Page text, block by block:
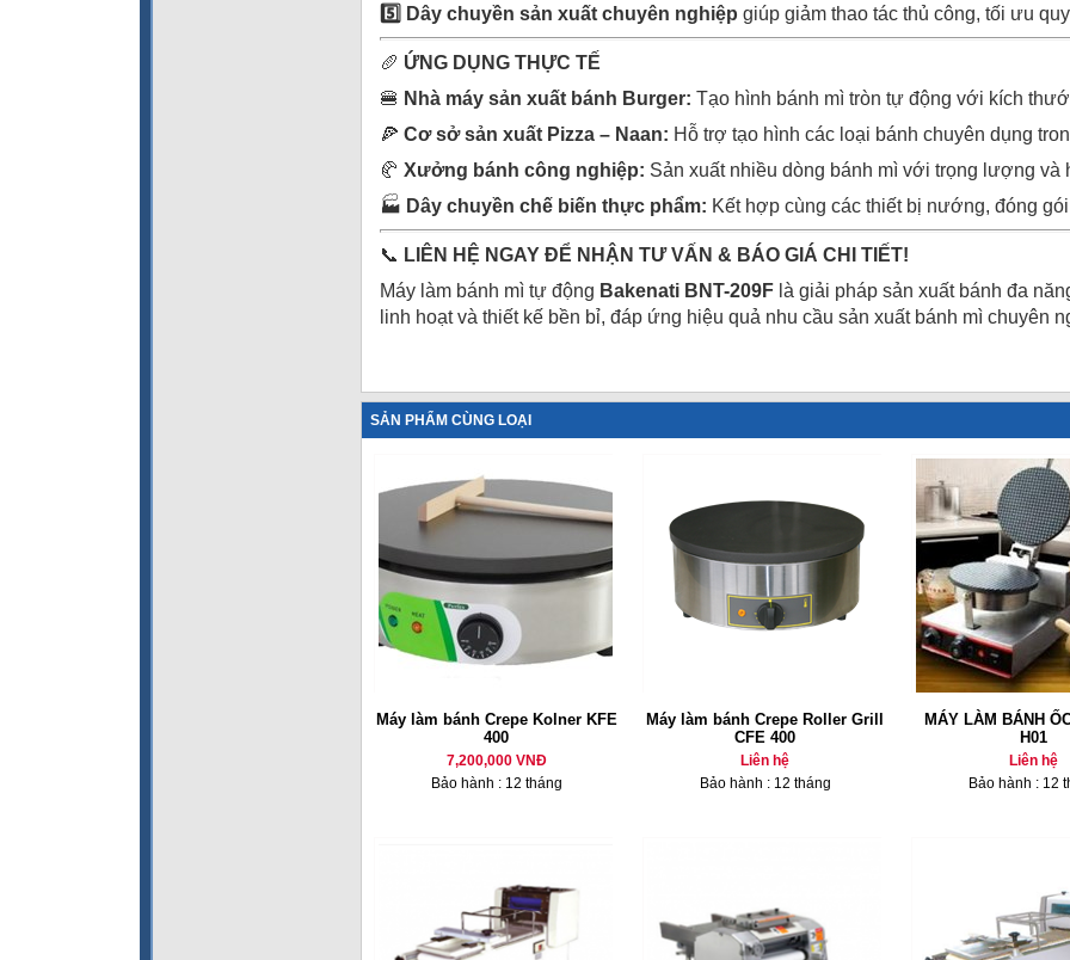
5️
Dây chuyền sản xuất chuyên nghiệp giúp giảm thao tác thủ công, tối ưu
🥖 ỨNG DỤNG THỰC TẾ
🍔 Nhà máy sản xuất bánh Burger: Tạo hình bánh mì tròn tự động với kích
🍕 Cơ sở sản xuất Pizza – Naan: Hỗ trợ tạo hình các loại bánh chuyên dụng
🥐 Xưởng bánh công nghiệp: Sản xuất nhiều dòng bánh mì với trọng lượng và
🏭 Dây chuyền chế biến thực phẩm: Kết hợp cùng các thiết bị nướng, đóng
📞 LIÊN HỆ NGAY ĐỂ NHẬN TƯ VẤN & BÁO GIÁ CHI TIẾT!
Máy làm bánh mì tự động Bakenati BNT-209F là giải pháp sản xuất bánh đa
linh hoạt và thiết kế bền bỉ, đáp ứng hiệu quả nhu cầu sản xuất bánh mì chuyên
SẢN PHẨM CÙNG LOẠI
Máy làm bánh Crepe Kolner KFE
400
7,200,000 VNĐ
Bảo hành : 12 tháng
Máy làm bánh Crepe Roller Grill
CFE 400
Liên hệ
Bảo hành : 12 tháng
MÁY LÀM BÁNH
H01
Liên hệ
Bảo hành : 12